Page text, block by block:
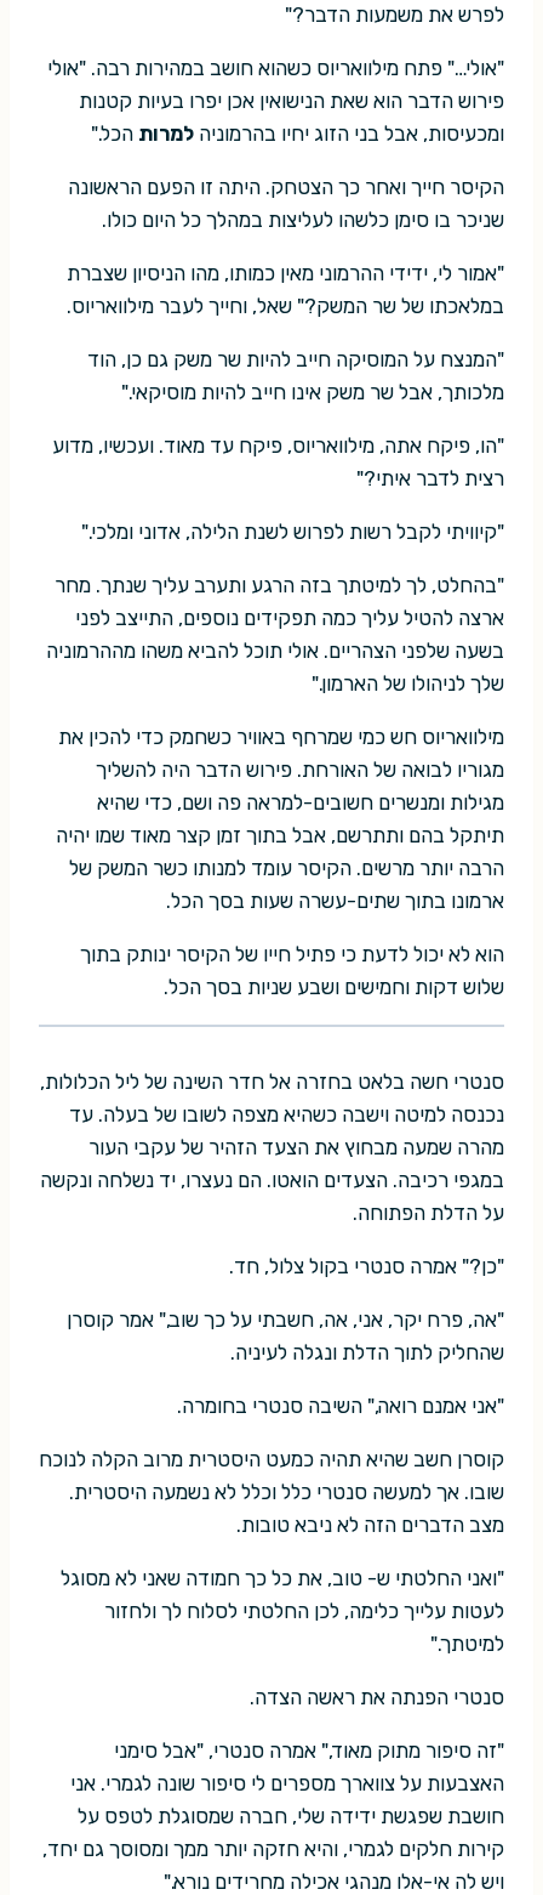
לפרש את משמעות הדבר?"
"אולי…" פתח מילוואריוס כשהוא חושב במהירות רבה. "אולי
פירוש הדבר הוא שאת הנישואין אכן יפרו בעיות קטנות
ומכעיסות, אבל בני הזוג יחיו בהרמוניה למרות הכל."
הקיסר חייך ואחר כך הצטחק. היתה זו הפעם הראשונה
שניכר בו סימן כלשהו לעליצות במהלך כל היום כולו.
"אמור לי, ידידי ההרמוני מאין כמותו, מהו הניסיון שצברת
במלאכתו של שר המשק?" שאל, וחייך לעבר מילוואריוס.
"המנצח על המוסיקה חייב להיות שר משק גם כן, הוד
מלכותך, אבל שר משק אינו חייב להיות מוסיקאי."
"הו, פיקח אתה, מילוואריוס, פיקח עד מאוד. ועכשיו, מדוע
רצית לדבר איתי?"
"קיוויתי לקבל רשות לפרוש לשנת הלילה, אדוני ומלכי."
"בהחלט, לך למיטתך בזה הרגע ותערב עליך שנתך. מחר
ארצה להטיל עליך כמה תפקידים נוספים, התייצב לפני
בשעה שלפני הצהריים. אולי תוכל להביא משהו מההרמוניה
שלך לניהולו של הארמון."
מילוואריוס חש כמי שמרחף באוויר כשחמק כדי להכין את
מגוריו לבואה של האורחת. פירוש הדבר היה להשליך
מגילות ומנשרים חשובים-למראה פה ושם, כדי שהיא
תיתקל בהם ותתרשם, אבל בתוך זמן קצר מאוד שמו יהיה
הרבה יותר מרשים. הקיסר עומד למנותו כשר המשק של
ארמונו בתוך שתים-עשרה שעות בסך הכל.
הוא לא יכול לדעת כי פתיל חייו של הקיסר ינותק בתוך
שלוש דקות וחמישים ושבע שניות בסך הכל.
סנטרי חשה בלאט בחזרה אל חדר השינה של ליל הכלולות,
נכנסה למיטה וישבה כשהיא מצפה לשובו של בעלה. עד
מהרה שמעה מבחוץ את הצעד הזהיר של עקבי העור
במגפי רכיבה. הצעדים הואטו. הם נעצרו, יד נשלחה ונקשה
על הדלת הפתוחה.
"כן?" אמרה סנטרי בקול צלול, חד.
"אה, פרח יקר, אני, אה, חשבתי על כך שוב," אמר קוסרן
שהחליק לתוך הדלת ונגלה לעיניה.
"אני אמנם רואה," השיבה סנטרי בחומרה.
קוסרן חשב שהיא תהיה כמעט היסטרית מרוב הקלה לנוכח
שובו. אך למעשה סנטרי כלל וכלל לא נשמעה היסטרית.
מצב הדברים הזה לא ניבא טובות.
"ואני החלטתי ש- טוב, את כל כך חמודה שאני לא מסוגל
לעטות עלייך כלימה, לכן החלטתי לסלוח לך ולחזור
למיטתך."
סנטרי הפנתה את ראשה הצדה.
"זה סיפור מתוק מאוד," אמרה סנטרי, "אבל סימני
האצבעות על צווארך מספרים לי סיפור שונה לגמרי. אני
חושבת שפגשת ידידה שלי, חברה שמסוגלת לטפס על
קירות חלקים לגמרי, והיא חזקה יותר ממך ומסוסך גם יחד,
ויש לה אי-אלו מנהגי אכילה מחרידים נורא."